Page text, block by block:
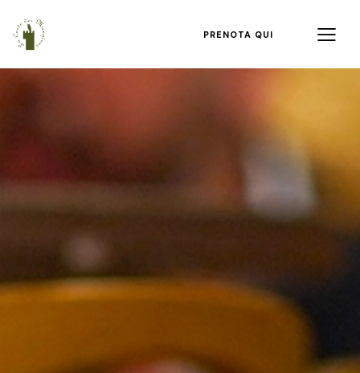
PRENOTA QUI